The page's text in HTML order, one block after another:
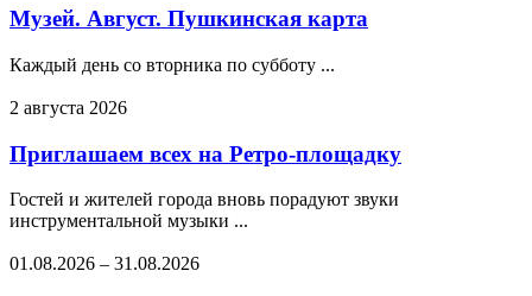
Музей. Август. Пушкинская карта
Каждый день со вторника по субботу ...
2 августа 2026
Приглашаем всех на Ретро-площадку
Гостей и жителей города вновь порадуют звуки
инструментальной музыки ...
01.08.2026 – 31.08.2026